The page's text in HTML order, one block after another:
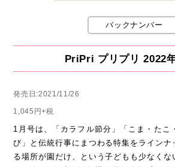
バックナンバー
PriPri プリプリ 2022
発売日:2021/11/26
1,045円+税
1月号は、「カラフル節分」「こま・たこ
び」と伝統行事にまつわる特集をラインナ
る場所が園だけ、という子どもも少なくな